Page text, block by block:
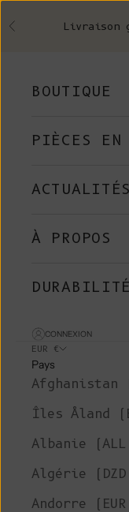
Précédent Livraison
BOUTIQUE
PIÈCES EN
ACTUALITÉS
À PROPOS
DURABILITÉ
CONNEXION
EUR €
Pays
Îles Åland
Albanie
Andorre